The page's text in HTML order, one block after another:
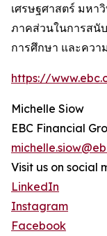
เศรษฐศาสตร์ มหา
ภาคส่วนในการสนั
การศึกษา และควา
https://
Michelle Siow
EBC Financial
Visit us on social
LinkedIn
Instagram
Facebook